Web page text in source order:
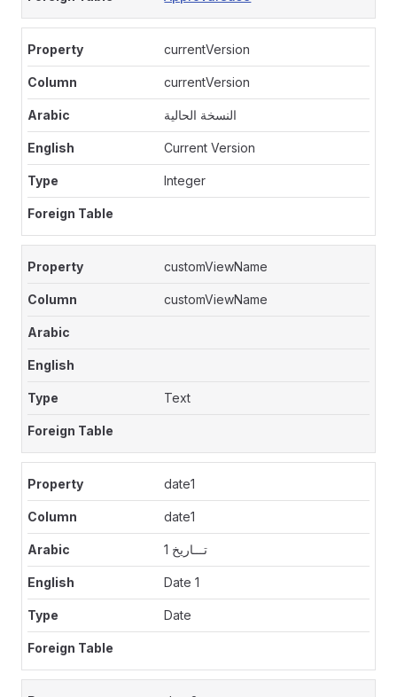
currentVersion
currentVersion
النسخة الحالية
Current Version
Integer
customViewName
customViewName
Text
date1
date1
تـــاريخ 1
Date 1
Date